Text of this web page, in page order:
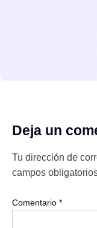
Deja un
Tu dirección de
campos
Comentario *